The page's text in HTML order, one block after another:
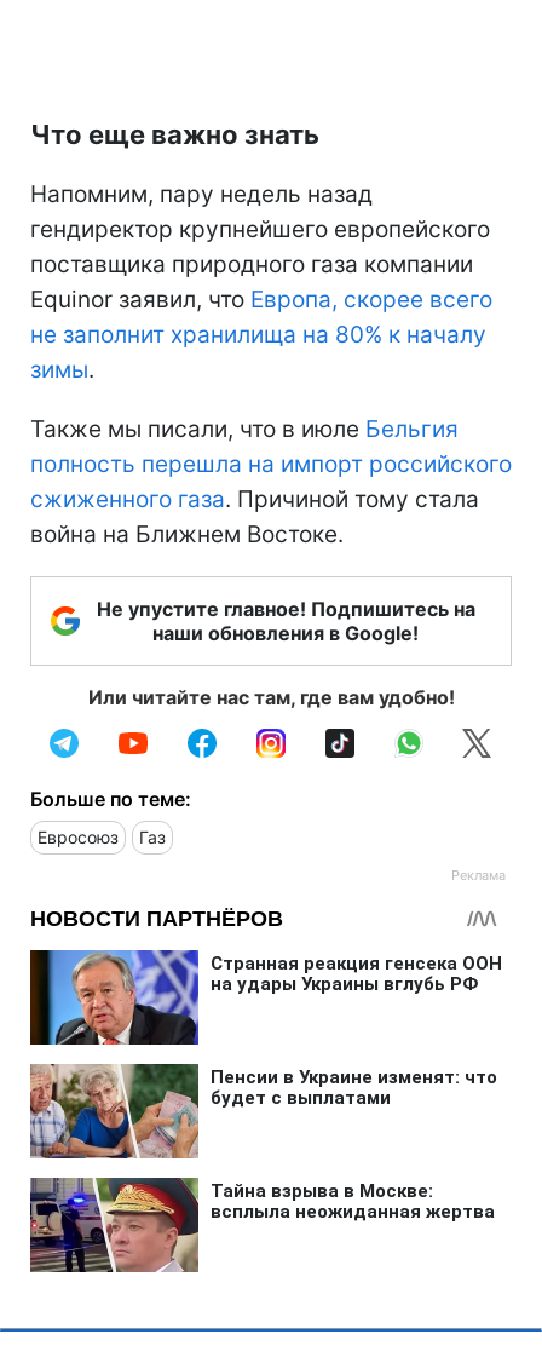
Что еще важно знать
Напомним, пару недель назад
гендиректор крупнейшего европейского
поставщика природного газа компании
Equinor заявил, что Европа, скорее всего
не заполнит хранилища на 80% к началу
зимы.
Также мы писали, что в июле Бельгия
полность перешла на импорт российского
сжиженного газа. Причиной тому стала
война на Ближнем Востоке.
Не упустите главное! Подпишитесь на
наши обновления в Google!
Или читайте нас там, где вам удобно!
Больше по теме:
Евросоюз Газ